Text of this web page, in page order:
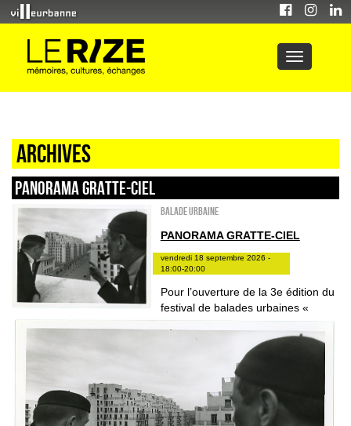
Archives
PANORAMA GRATTE-CIEL
Balade urbaine
PANORAMA GRATTE-CIEL
vendredi 18 septembre 2026 -
18:00-20:00
Pour l’ouverture de la 3e édition du
festival de balades urbaines «